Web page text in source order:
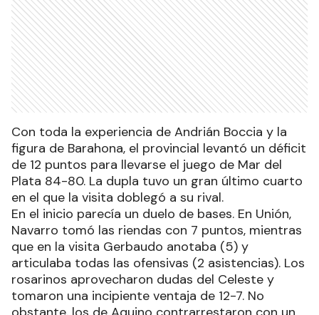
Con toda la experiencia de Andrián Boccia y la
figura de Barahona, el provincial levantó un déficit
de 12 puntos para llevarse el juego de Mar del
Plata 84-80. La dupla tuvo un gran último cuarto
en el que la visita doblegó a su rival.
En el inicio parecía un duelo de bases. En Unión,
Navarro tomó las riendas con 7 puntos, mientras
que en la visita Gerbaudo anotaba (5) y
articulaba todas las ofensivas (2 asistencias). Los
rosarinos aprovecharon dudas del Celeste y
tomaron una incipiente ventaja de 12-7. No